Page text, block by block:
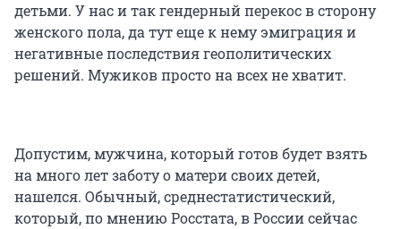
детьми. У нас и так гендерный перекос в сторону
женского пола, да тут еще к нему эмиграция и
негативные последствия геополитических
решений. Мужиков просто на всех не хватит.
Допустим, мужчина, который готов будет взять
на много лет заботу о матери своих детей,
нашелся. Обычный, среднестатистический,
который, по мнению Росстата, в России сейчас